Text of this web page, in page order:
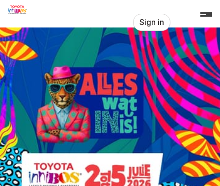
Skip header
Innibos
Sign in